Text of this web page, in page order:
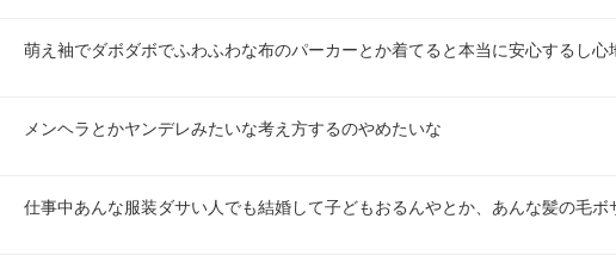
萌え袖でダボダボでふわふわな布のパーカーとか着てると本当に安心するし心
メンヘラとかヤンデレみたいな考え方するのやめたいな
仕事中あんな服装ダサい人でも結婚して子どもおるんやとか、あんな髪の毛ボ